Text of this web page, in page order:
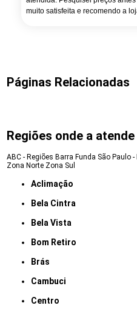
muito satisfeita e recomendo a
Páginas Relacionadas
Regiões onde a atende
ABC - Regiões Barra Funda São Paulo -
Zona Norte Zona Sul
Aclimação
Bela Cintra
Bela Vista
Bom Retiro
Brás
Cambuci
Centro